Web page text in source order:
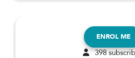
ENROL ME
398